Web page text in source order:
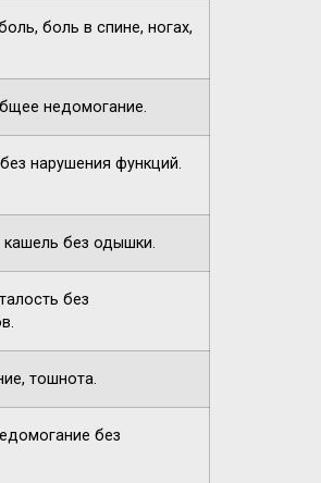
боль в спине, ногах,
недомогание.
нарушения функций.
кашель без одышки.
без
тошнота.
без